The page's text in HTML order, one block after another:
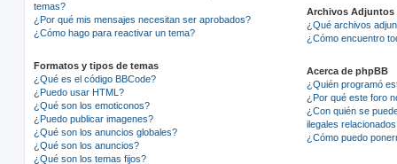
temas?
¿Por qué mis mensajes necesitan ser aprobados?
¿Cómo hago para reactivar un tema?
Formatos y tipos de temas
¿Qué es el código BBCode?
¿Puedo usar HTML?
¿Qué son los emoticonos?
¿Puedo publicar imagenes?
¿Qué son los anuncios globales?
¿Qué son los anuncios?
¿Qué son los temas fijos?
Archivos Adjuntos
¿Qué archivos
¿Cómo encuentro
Acerca de phpBB
¿Quién programó
¿Por qué este foro
¿Con quién se
ilegales
¿Cómo puedo